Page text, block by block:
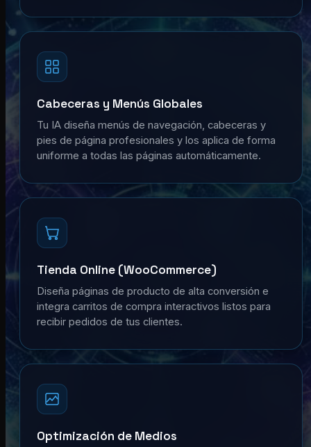
Cabeceras y Menús Globales
Tu IA diseña menús de navegación, cabeceras y
pies de página profesionales y los aplica de forma
uniforme a todas las páginas automáticamente.
Tienda Online (WooCommerce)
Diseña páginas de producto de alta conversión e
integra carritos de compra interactivos listos para
recibir pedidos de tus clientes.
Optimización de Medios